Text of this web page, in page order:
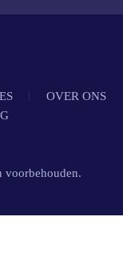
OVER ONS
voorbehouden.